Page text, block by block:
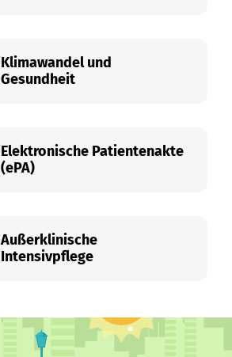
Klimawandel und
Gesundheit
Elektronische Patientenakte
(ePA)
Außerklinische
Intensivpflege